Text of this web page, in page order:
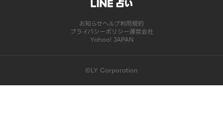
お知らせヘルプ利用規約
プライバシーポリシー運営会社
Yahoo! JAPAN
©LY Corporation
このコンテンツは掲載が終了しました | LINE占い